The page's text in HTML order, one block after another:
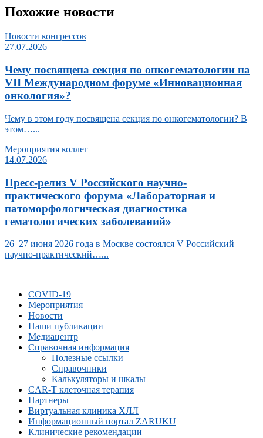
Похожие новости
Новости конгрессов
27.07.2026
Чему посвящена секция по онкогематологии на
VII Международном форуме «Инновационная
онкология»?
Чему в этом году посвящена секция по онкогематологии? В
этом…...
Мероприятия коллег
14.07.2026
Пресс-релиз V Российского научно-
практического форума «Лабораторная и
патоморфологическая диагностика
гематологических заболеваний»
26–27 июня 2026 года в Москве состоялся V Российский
научно-практический…...
COVID-19
Мероприятия
Новости
Наши публикации
Медиацентр
Справочная информация
Полезные ссылки
Справочники
Калькуляторы и шкалы
CAR-Т клеточная терапия
Партнеры
Виртуальная клиника ХЛЛ
Информационный портал ZARUKU
Клинические рекомендации